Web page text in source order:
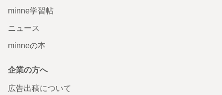
minne学習帖
ニュース
minneの本
企業の方へ
広告出稿について